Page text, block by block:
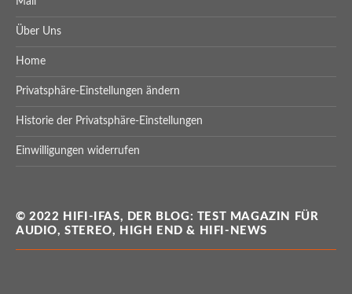
Über Uns
Home
Privatsphäre-Einstellungen ändern
Historie der Privatsphäre-Einstellungen
Einwilligungen widerrufen
© 2022 HIFI-IFAS, DER BLOG: TEST MAGAZIN FÜR
AUDIO, STEREO, HIGH END & HIFI-NEWS